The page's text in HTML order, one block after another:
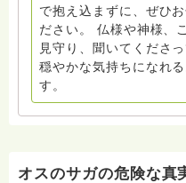
で抱え込まずに、ぜひ
ださい。 仏様や神様、
見守り、聞いてくださ
穏やかな気持ちになれ
す。
オスのサガの危険な真